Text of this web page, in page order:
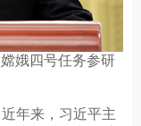
娥四号任务参研
年来，习近平主